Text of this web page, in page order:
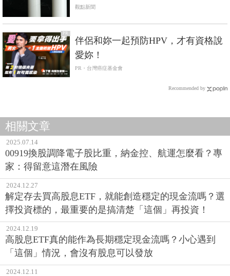
的重擔解放
觀點新聞
PR
伴侶和妳一起預防HPV，才有資格說
愛妳！
PR・台灣癌症基金會
Recommended by
相關文章
2025.07.14
00919換股調降電子股比重，納金控、航運怎麼看？專
家：得留意這潛在風險
2024.12.27
解定存去買高股息ETF，就能創造穩定的現金流嗎？選
擇投資標的，最重要的是搞清楚「這個」再投資！
2024.12.19
高股息ETF真的能作為長期穩定現金流嗎？小心遇到
「這個」情況，會沒有股息可以發放
2024.12.11